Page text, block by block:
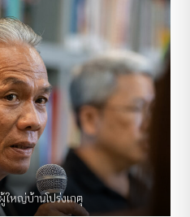
ใหญ่บ้านโปร่งเกตุ